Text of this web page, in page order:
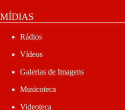
MÍDIAS
Rádios
Vídeos
Galerias de Imagens
Musicoteca
Videoteca